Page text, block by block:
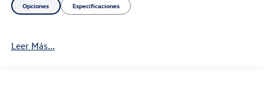
Opciones Especificaciones
Leer Más...